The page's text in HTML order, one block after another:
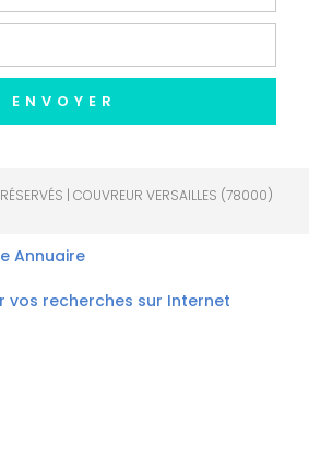
ENVOYER
| COUVREUR VERSAILLES (78000)
Annuaire
vos recherches sur Internet